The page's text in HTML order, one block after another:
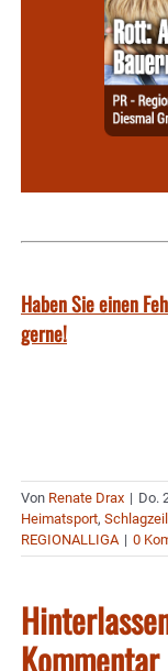
Haben Sie einen
gerne!
Von Renate Drax | Do.
Heimatsport,
REGIONALLIGA | 0
Kommentar